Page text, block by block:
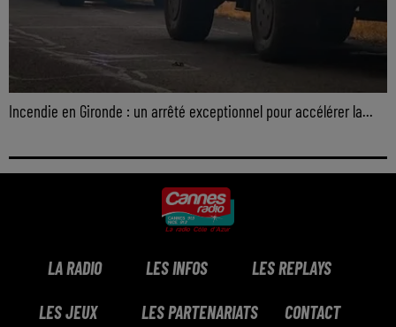
Incendie en Gironde : un arrêté exceptionnel pour accélérer la...
LA RADIO LES INFOS LES REPLAYS
LES JEUX LES PARTENARIATS CONTACT